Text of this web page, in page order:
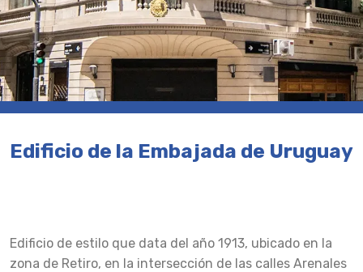
Edificio de la Embajada de Uruguay
Edificio de estilo que data del año 1913, ubicado en la
zona de Retiro, en la intersección de las calles Arenales